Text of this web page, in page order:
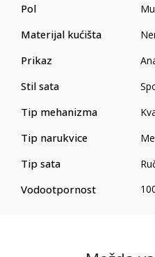
Pol
Materijal kućišta
Prikaz
Stil sata
Tip mehanizma
Tip narukvice
Tip sata
Vodootpornost